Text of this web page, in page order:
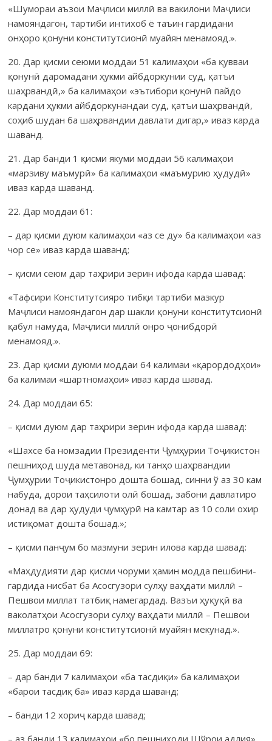
«Шумораи аъзои Маҷлиси миллӣ ва вакилони Маҷлиси
намоян­дагон, тартиби интихоб ё таъин гардидани
онҳоро қонуни конститут­сионӣ муайян менамояд.».
20. Дар қисми сеюми моддаи 51 калимаҳои «ба қувваи
қонунӣ даро­мадани ҳукми айбдоркунии суд, қатъи
шаҳрвандӣ,» ба калимаҳои «эъти­бори қонунӣ пайдо
кардани ҳукми айбдор­кунандаи суд, қатъи шаҳр­вандӣ,
соҳиб шудан ба шаҳрвандии давлати дигар,» иваз карда
шаванд.
21. Дар банди 1 қисми якуми моддаи 56 калимаҳои
«марзиву маъмурӣ» ба калимаҳои «маъмурию ҳудудӣ»
иваз карда шаванд.
22. Дар моддаи 61:
– дар қисми дуюм калимаҳои «аз се ду» ба калимаҳои «аз
чор се» иваз карда шаванд;
– қисми сеюм дар таҳрири зерин ифода карда шавад:
«Тафсири Конститутсияро тибқи тартиби мазкур
Маҷлиси намоян­дагон дар шакли қонуни конститутсионӣ
қабул намуда, Маҷлиси миллӣ онро ҷонибдорӣ
менамояд.».
23. Дар қисми дуюми моддаи 64 калимаи «қарордодҳои»
ба калимаи «шартномаҳои» иваз карда шавад.
24. Дар моддаи 65:
– қисми дуюм дар таҳрири зерин ифода карда шавад:
«Шахсе ба номзадии Президенти Ҷумҳурии Тоҷикистон
пешниҳод шуда метавонад, ки танҳо шаҳрвандии
Ҷумҳурии Тоҷикистонро дошта бошад, синни ў аз 30 кам
набуда, дорои таҳсилоти олӣ бошад, забони давлатиро
донад ва дар ҳудуди ҷумҳурӣ на камтар аз 10 соли охир
истиқомат дошта бошад.»;
– қисми панҷум бо мазмуни зерин илова карда шавад:
«Маҳдудияти дар қисми чоруми ҳамин модда пешбини­
гардида нисбат ба Асосгузори сулҳу ваҳдати миллӣ –
Пешвои миллат татбиқ намегардад. Вазъи ҳуқуқӣ ва
вако­латҳои Асосгузори сулҳу ваҳдати миллӣ – Пешвои
миллатро қонуни конститутсионӣ муайян мекунад.».
25. Дар моддаи 69:
– дар банди 7 калимаҳои «ба тасдиқи» ба калимаҳои
«барои тасдиқ ба» иваз карда шаванд;
– банди 12 хориҷ карда шавад;
– аз банди 13 калимаҳои «бо пешниҳоди Шўрои адлия»